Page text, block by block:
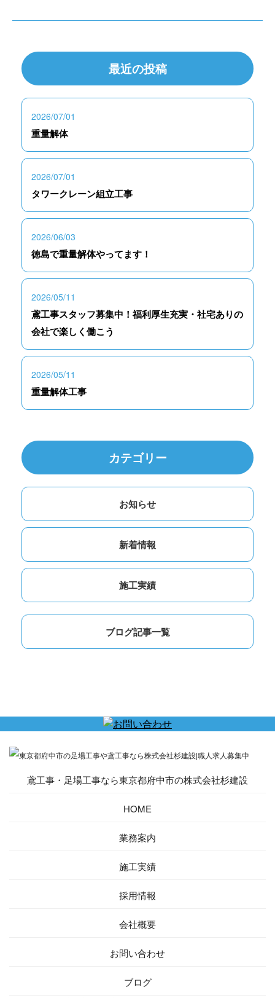
最近の投稿
2026/07/01
重量解体
2026/07/01
タワークレーン組立工事
2026/06/03
徳島で重量解体やってます！
2026/05/11
鳶工事スタッフ募集中！福利厚生充実・社宅ありの
会社で楽しく働こう
2026/05/11
重量解体工事
カテゴリー
お知らせ
新着情報
施工実績
ブログ記事一覧
鳶工事・足場工事なら東京都府中市の株式会社杉建設
HOME
業務案内
施工実績
採用情報
会社概要
お問い合わせ
ブログ